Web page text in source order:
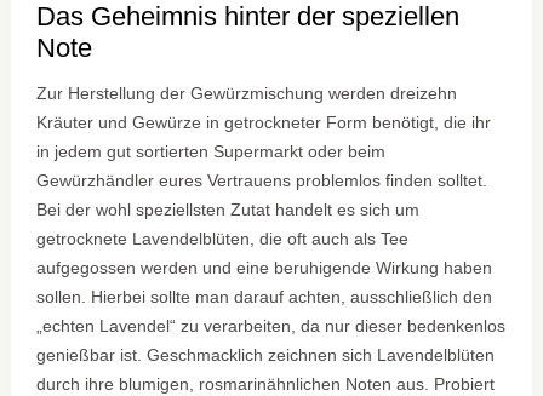
Das Geheimnis hinter der speziellen
Note
Zur Herstellung der Gewürzmischung werden dreizehn
Kräuter und Gewürze in getrockneter Form benötigt, die ihr
in jedem gut sortierten Supermarkt oder beim
Gewürzhändler eures Vertrauens problemlos finden solltet.
Bei der wohl speziellsten Zutat handelt es sich um
getrocknete Lavendelblüten, die oft auch als Tee
aufgegossen werden und eine beruhigende Wirkung haben
sollen. Hierbei sollte man darauf achten, ausschließlich den
„echten Lavendel“ zu verarbeiten, da nur dieser bedenkenlos
genießbar ist. Geschmacklich zeichnen sich Lavendelblüten
durch ihre blumigen, rosmarinähnlichen Noten aus. Probiert